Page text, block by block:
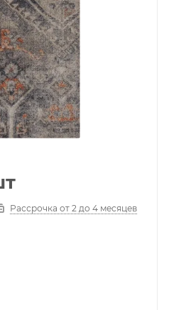
Рассрочка от 2 до 4 месяцев